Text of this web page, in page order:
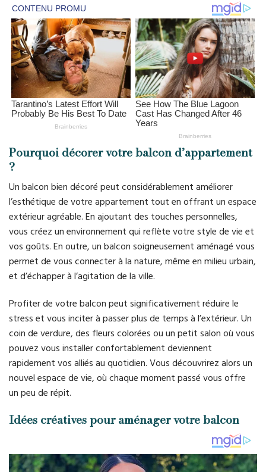
Pourquoi décorer votre balcon d’appartement
?
Un balcon bien décoré peut considérablement améliorer
l’esthétique de votre appartement tout en offrant un espace
extérieur agréable. En ajoutant des touches personnelles,
vous créez un environnement qui reflète votre style de vie et
vos goûts. En outre, un balcon soigneusement aménagé vous
permet de vous connecter à la nature, même en milieu urbain,
et d’échapper à l’agitation de la ville.
Profiter de votre balcon peut significativement réduire le
stress et vous inciter à passer plus de temps à l’extérieur. Un
coin de verdure, des fleurs colorées ou un petit salon où vous
pouvez vous installer confortablement deviennent
rapidement vos alliés au quotidien. Vous découvrirez alors un
nouvel espace de vie, où chaque moment passé vous offre
un peu de répit.
Idées créatives pour aménager votre balcon